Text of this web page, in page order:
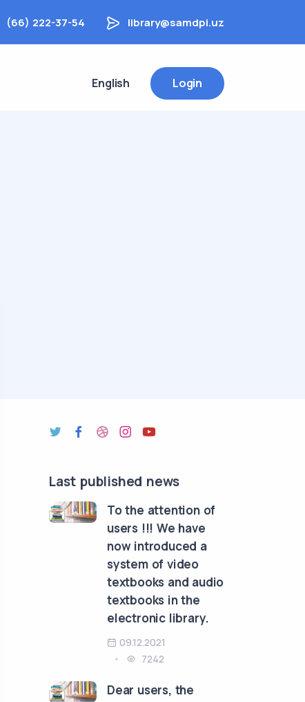
(66) 222-37-54 library@samdpi.uz
English Login
Last published news
To the attention of
users !!! We have
now introduced a
system of video
textbooks and audio
textbooks in the
electronic library.
09.12.2021
7242
Dear users, the